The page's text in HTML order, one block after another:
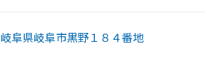
岐阜県岐阜市黒野１８４番地